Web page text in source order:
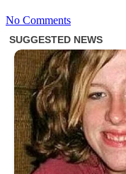
No Comments